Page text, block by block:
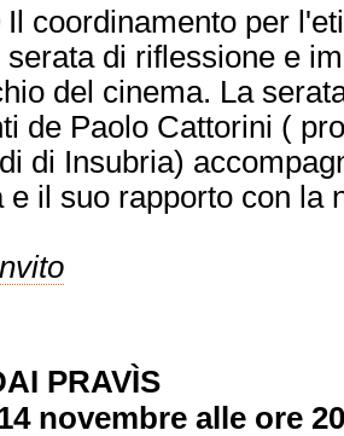
Il coordinamento per
serata di riflessione e
del cinema. La
de Paolo Cattorini (
di Insubria)
e il suo rapporto con la
PRAVÌS
novembre alle ore